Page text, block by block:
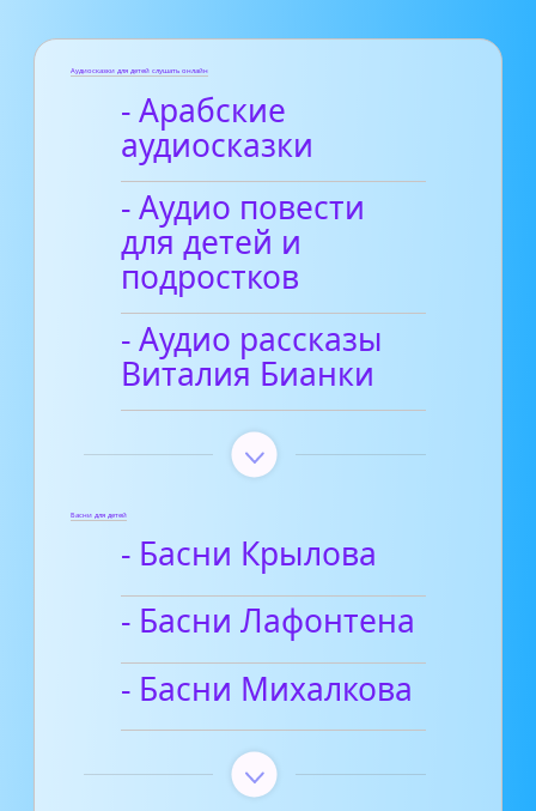
Аудиосказки для детей слушать онлайн
- Арабские
аудиосказки
- Аудио повести
для детей и
подростков
- Аудио рассказы
Виталия Бианки
Басни для детей
- Басни Крылова
- Басни Лафонтена
- Басни Михалкова